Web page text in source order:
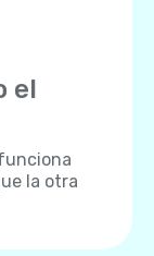
el
la otra